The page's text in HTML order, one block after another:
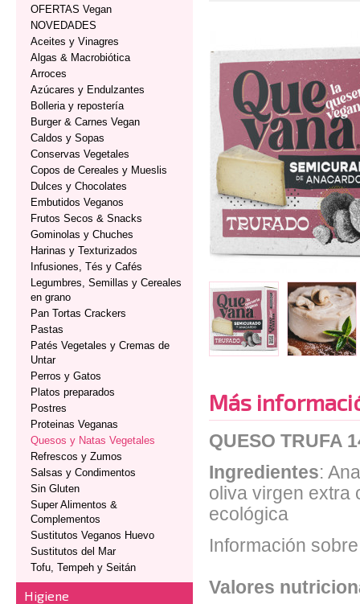
OFERTAS Vegan
NOVEDADES
Aceites y Vinagres
Algas & Macrobiótica
Arroces
Azúcares y Endulzantes
Bolleria y repostería
Burger & Carnes Vegan
Caldos y Sopas
Conservas Vegetales
Copos de Cereales y Mueslis
Dulces y Chocolates
Embutidos Veganos
Frutos Secos & Snacks
Gominolas y Chuches
Harinas y Texturizados
Infusiones, Tés y Cafés
Legumbres, Semillas y Cereales
en grano
Pan Tortas Crackers
Pastas
Patés Vegetales y Cremas de
Untar
Perros y Gatos
Platos preparados
Postres
Proteinas Veganas
Quesos y Natas Vegetales
Refrescos y Zumos
Salsas y Condimentos
Sin Gluten
Super Alimentos &
Complementos
Sustitutos Veganos Huevo
Sustitutos del Mar
Tofu, Tempeh y Seitán
Higiene
Más
QUESO TRUFA
Ingredientes:
oliva virgen extra
ecológica
Información
Valores